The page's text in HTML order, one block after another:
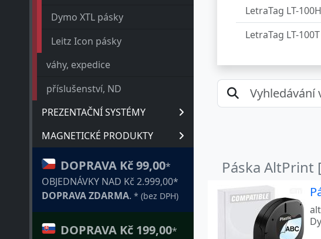
Dymo XTL pásky
Leitz Icon pásky
váhy, expedice
příslušenství, ND
PREZENTAČNÍ SYSTÉMY
MAGNETICKÉ PRODUKTY
DOPRAVA Kč 99,00*
OBJEDNÁVKY NAD Kč 2.999,00*
DOPRAVA ZDARMA. * (bez DPH)
DOPRAVA Kč 199,00*
LetraTag LT-100H
LetraTag LT-100T
Páska AltPrint